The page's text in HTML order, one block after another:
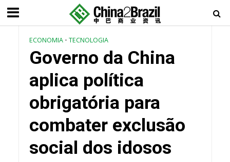
ECONOMIA • TECNOLOGIA
Governo da China
aplica política
obrigatória para
combater exclusão
social dos idosos